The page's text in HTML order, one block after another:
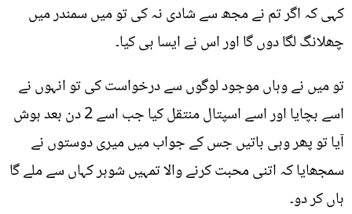
کہی کہ اگر تم نے مجھ سے شادی نہ کی تو میں سمندر میں
چھلانگ لگا دوں گا اور اس نے ایسا ہی کیا۔
تو میں نے وہاں موجود لوگوں سے درخواست کی تو انہوں نے
اسے بچایا اور اسے اسپتال منتقل کیا جب اسے 2 دن بعد ہوش
آیا تو پھر وہی باتیں جس کے جواب میں میری دوستوں نے
سمجھایا کہ اتنی محبت کرنے والا تمہیں شوہر کہاں سے ملے گا
ہاں کر دو۔